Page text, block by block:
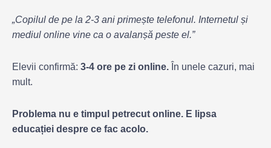
„Copilul de pe la 2-3 ani primește telefonul. Internetul și
mediul online vine ca o avalanșă peste el.”
Elevii confirmă: 3-4 ore pe zi online. În unele cazuri, mai
mult.
Problema nu e timpul petrecut online. E lipsa
educației despre ce fac acolo.